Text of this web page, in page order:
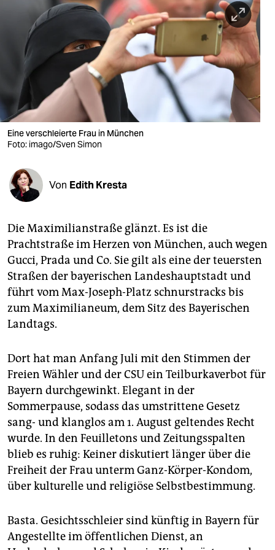
nord
wahrheit
verlag
verlag
veranstaltungen
fragen & hilfe
unterstützen
abo
genossenschaft
epaper login
Eine verschleierte Frau in München
Foto: imago/Sven Simon
Von Edith Kresta
Die Maximilianstraße glänzt. Es ist die
Prachtstraße im Herzen von München, auch wegen
Gucci, Prada und Co. Sie gilt als eine der teuersten
Straßen der bayerischen Landeshauptstadt und
führt vom Max-Joseph-Platz schnurstracks bis
zum Maximilianeum, dem Sitz des Bayerischen
Landtags.
Dort hat man Anfang Juli mit den Stimmen der
Freien Wähler und der CSU ein Teilburkaverbot für
Bayern durchgewinkt. Elegant in der
Sommerpause, sodass das umstrittene Gesetz
sang- und klanglos am 1. August geltendes Recht
wurde. In den Feuilletons und Zeitungsspalten
blieb es ruhig: Keiner diskutiert länger über die
Freiheit der Frau unterm Ganz-Körper-Kondom,
über kulturelle und reli­giöse Selbstbestimmung.
Basta. Gesichtsschleier sind künftig in Bayern für
Angestellte im öffentlichen Dienst, an